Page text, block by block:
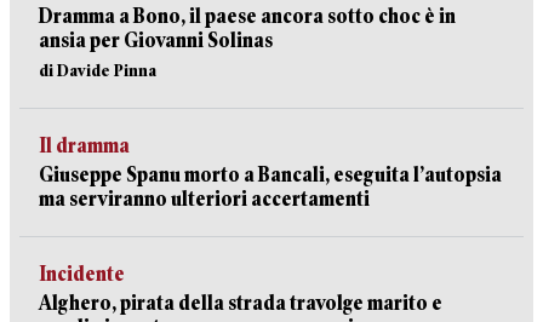
Dramma a Bono, il paese ancora sotto choc è in
ansia per Giovanni Solinas
di Davide Pinna
Il dramma
Giuseppe Spanu morto a Bancali, eseguita l’autopsia
ma serviranno ulteriori accertamenti
Incidente
Alghero, pirata della strada travolge marito e